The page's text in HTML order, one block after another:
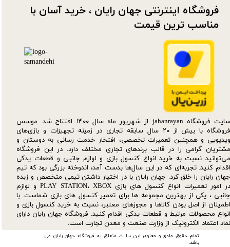
تمام حقوق مادی و معنوی این سایت متعلق به فروشگاه جهان رایان می
باشد.
سایت فروشگاه jahanrayan از شهریور ماه سال ۱۴۰۰ افتتاح شد. موسس
فروشگاه با بیش از ۲۰ سال سابقه تجاری در زمینه تجهیزات و بازی‌های
ویدیویی و همچنین تعمیرات تخصصی، افتخار خدمت رسانی به دوستان و
مشتریان گرامی را در قالب برندهای تجاری مختلف دارد. در این فروشگاه
می‌توانید نسبت به خرید انواع کنسول بازی و لوازم جانبی و قطعات یدکی‌
اقدام کنید. تجربه‌ای که در این سال‌ها بدست آمد، اندوخته بزرگی بود که تیم
جهان رایان را خلق کرد. جهان رایان با در اختیار داشتن تیمی متخصص و زبده
در امور تعمیرات انواع کنسول های بازی PLAY STATION، XBOX و لوازم
جانبی ، یکی از بهترین مجموعه ها برای تعمیر کنسول های بازی شماست. با
اطمینان از اصل بودن کالاها و مجوزهای معتبر، نسبت به خرید کنسول بازی و
انواع محصولات مرتبط و قطعات یدکی اقدام کنید. فروشگاه جهان رایان دارای
نماد اعتماد الکترونیک از وزارت صنعت و معدن تجارت است.
فروشگاه اینترنتی جهان رایان ، خرید آسان با
مناسب ترین قیمت​​​​​​​